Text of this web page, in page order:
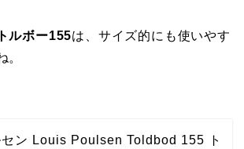
トルボー155は、サイズ的にも使いやす
。
セン Louis Poulsen Toldbod 155 ト